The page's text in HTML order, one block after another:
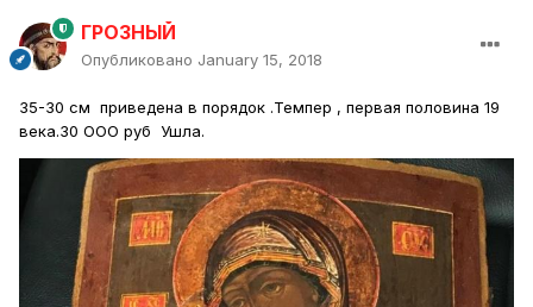
ГРОЗНЫЙ
Опубликовано January 15, 2018
35-30 см приведена в порядок .Темпер , первая половина 19
века.30 ООО руб Ушла.